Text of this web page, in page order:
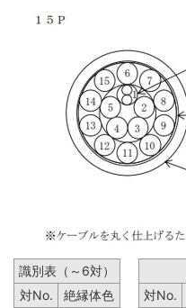
識別表（～6対）
対No.
絶縁体色
対No.